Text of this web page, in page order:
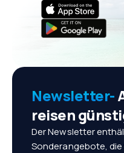
Newsletter-
reisen
Der Newsletter
Sonderangebote,